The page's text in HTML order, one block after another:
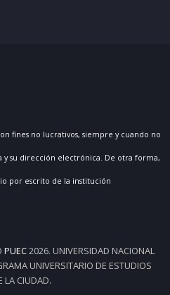
fines no lucrativos, siempre y cuando no
su dirección electrónica. De otra forma,
por escrito de la institución
PUEC2026. UNIVERSIDAD NACIONAL
UNIVERSITARIO DE ESTUDIOS
LA CIUDAD.